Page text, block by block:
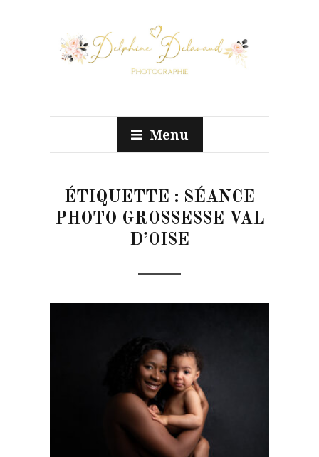
Menu
ÉTIQUETTE : SÉANCE
PHOTO GROSSESSE VAL
D’OISE